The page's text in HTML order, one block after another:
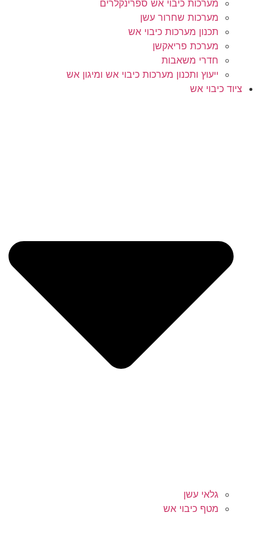
מערכות כיבוי אש ספרינקלרים
מערכות שחרור עשן
תכנון מערכות כיבוי אש
מערכת פריאקשן
חדרי משאבות
ייעוץ ותכנון מערכות כיבוי אש ומיגון אש
ציוד כיבוי אש
גלאי עשן
מטף כיבוי אש